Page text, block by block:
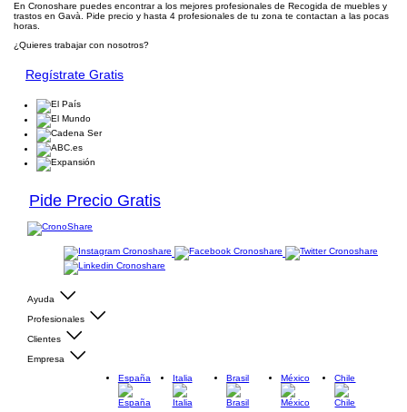
En Cronoshare puedes encontrar a los mejores profesionales de Recogida de muebles y
trastos en Gavà. Pide precio y hasta 4 profesionales de tu zona te contactan a las pocas
horas.
¿Quieres trabajar con nosotros?
Regístrate Gratis
Pide Precio Gratis
Ayuda
Profesionales
Clientes
Empresa
España
Italia Brasil México Chile